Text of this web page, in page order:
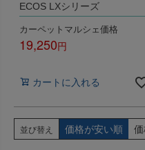
ECOS LXシリーズ
カーペットマルシェ価格
19,250
カートに入れる
並び替え 価格が安い順